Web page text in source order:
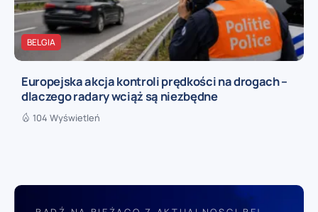
BELGIA
Europejska akcja kontroli prędkości na drogach –
dlaczego radary wciąż są niezbędne
104 Wyświetleń